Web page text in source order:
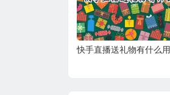
快手直播送礼物有什么用